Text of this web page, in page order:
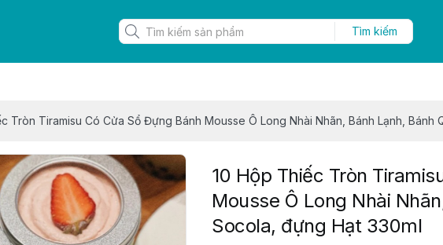
Tìm kiếm
Tròn Tiramisu Có Cửa Sổ Đựng Bánh Mousse Ô Long Nhài Nhãn, Bánh Lạnh, Bánh
10 Hộp Thiếc Tròn
Mousse Ô Long Nhài
Socola, đựng Hạt 330ml